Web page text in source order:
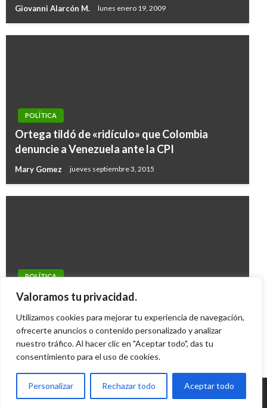
Valoramos tu privacidad.
Utilizamos cookies para mejorar tu experiencia de navegación,
ofrecerte anuncios o contenido personalizado y analizar
nuestro tráfico. Al hacer clic en "Aceptar todo", das tu
consentimiento para el uso de cookies.
Personalizar Rechazar todo Aceptar todo
Giovanni Alarcón M. lunes enero 19, 2009
POLÍTICA
Ortega tildó de «ridículo» que Colombia
denuncie a Venezuela ante la CPI
Mary Gomez jueves septiembre 3, 2015
POLÍTICA
Mejora la calidad de vida de los colombianos,
Geovany Quintero Gómez martes abril 17, 2012